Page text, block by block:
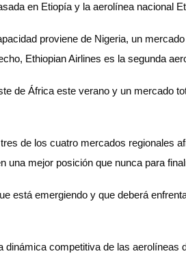
en Etiopía y la aerolínea nacional
proviene de Nigeria, un
Ethiopian Airlines es la segunda
de África este verano y un mercado
de los cuatro mercados regionales
mejor posición que nunca para
está emergiendo y que deberá
competitiva de las